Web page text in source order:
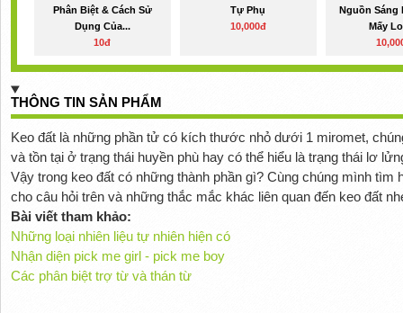
Phân Biệt & Cách Sử
Dụng Của...
10đ
Tự Phụ
10,000đ
Nguồn Sáng
Mấy
THÔNG TIN SẢN PHẨM
Keo đất là những phần tử có kích thước nhỏ dưới 1 miromet,
và tồn tại ở trạng thái huyền phù hay có thể hiểu là trạng thái lơ
Vậy trong keo đất có những thành phần gì? Cùng chúng mình tìm
cho câu hỏi trên và những thắc mắc khác liên quan đến keo đất
Bài viết tham khảo:
Những loại nhiên liệu tự nhiên hiện có
Nhận diện pick me girl - pick me boy
Các phân biệt trợ từ và thán từ